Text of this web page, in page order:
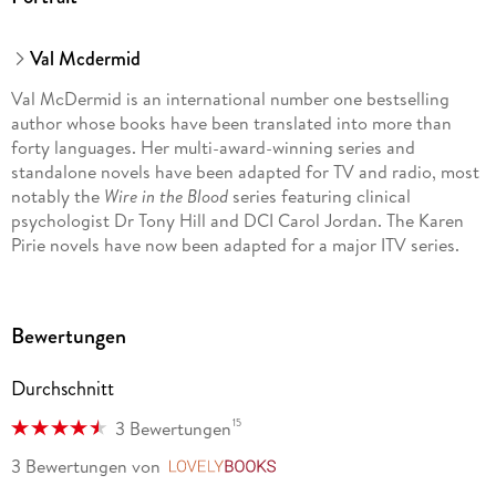
Val Mcdermid
Val McDermid is an international number one bestselling
author whose books have been translated into more than
forty languages. Her multi-award-winning series and
standalone novels have been adapted for TV and radio, most
notably the Wire in the Blood series featuring clinical
psychologist Dr Tony Hill and DCI Carol Jordan. The Karen
Pirie novels have now been adapted for a major ITV series.
Women's Prize for Fiction, the Man Booker Prize and the
honorary doctorates and is an Honorary Fellow of St Hilda's
Irish and Scottish Studies at the University of Otago in New
Zealand. Among her many awards are the CWA Diamond
Bewertungen
Durchschnitt
3 Bewertungen15
3 Bewertungen von